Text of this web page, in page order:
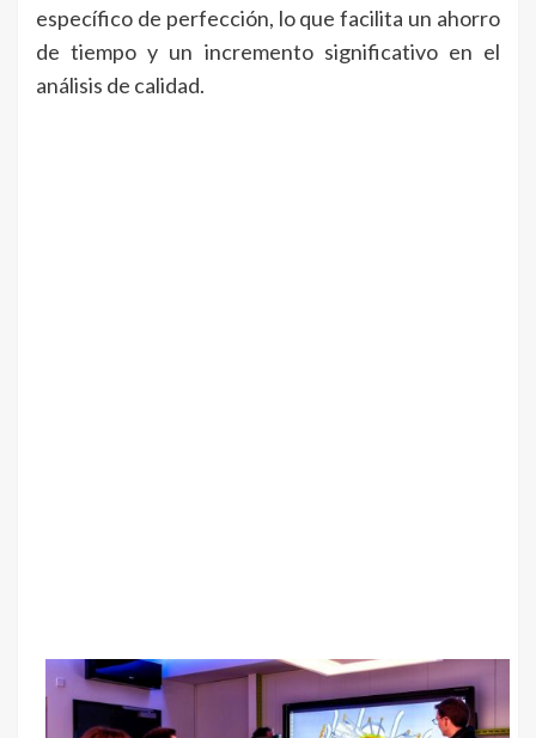
específico de perfección, lo que facilita un ahorro
de tiempo y un incremento significativo en el
análisis de calidad.